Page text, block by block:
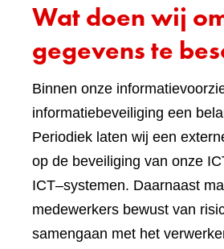
Wat doen wij
gegevens te
Binnen onze
informatiebeveiliging een
Periodiek laten wij een
op de beveiliging van onze
ICT–systemen. Daarnaast
medewerkers bewust van
samengaan met het